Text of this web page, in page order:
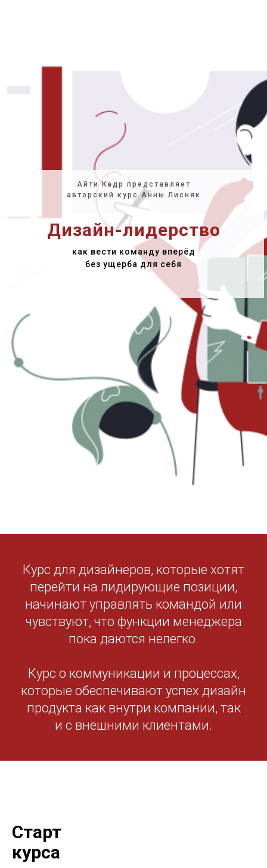
Дизайн-лидерство
как вести команду вперёд
без ущерба для себя
Айти Кадр представляет
авторский курс Анны Лисняк
Курс для дизайнеров, которые хотят
перейти на лидирующие позиции,
начинают управлять командой или
чувствуют, что функции менеджера
пока даются нелегко.
Курс о коммуникации и процессах,
которые обеспечивают успех дизайн
продукта как внутри компании, так
и с внешними клиентами.
Старт
курса